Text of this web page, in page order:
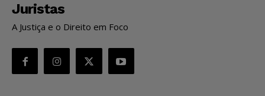
Juristas
A Justiça e o Direito em Foco